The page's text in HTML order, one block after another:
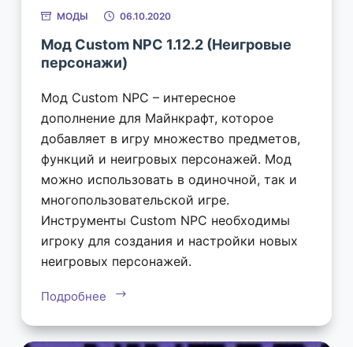
МОДЫ 06.10.2020
Мод Custom NPC 1.12.2 (Неигровые
персонажи)
Мод Custom NPC – интересное
дополнение для Майнкрафт, которое
добавляет в игру множество предметов,
функций и неигровых персонажей. Мод
можно использовать в одиночной, так и
многопользовательской игре.
Инструменты Custom NPC необходимы
игроку для создания и настройки новых
неигровых персонажей.
Подробнее